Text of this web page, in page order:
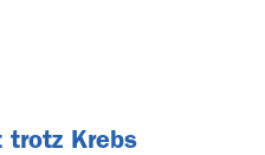
Krebs